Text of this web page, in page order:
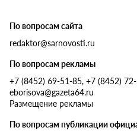
По вопросам сайта
redaktor@sarnovosti.ru
По вопросам рекламы
+7 (8452) 69-51-85, +7 (8452)
eborisova@gazeta64.ru
Размещение рекламы
По вопросам публикации